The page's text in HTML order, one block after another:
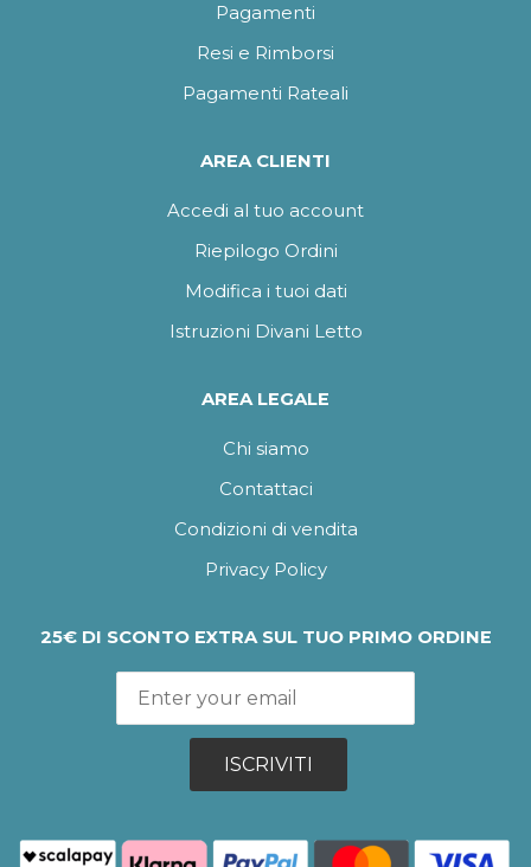
Pagamenti
Resi e Rimborsi
Pagamenti Rateali
AREA CLIENTI
Accedi al tuo account
Riepilogo Ordini
Modifica i tuoi dati
Istruzioni Divani Letto
AREA LEGALE
Chi siamo
Contattaci
Condizioni di vendita
Privacy Policy
25€ DI SCONTO EXTRA SUL TUO PRIMO ORDINE
ISCRIVITI